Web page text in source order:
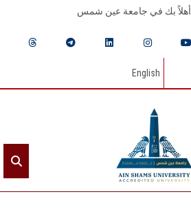
أهلاً بك في جامعة عين شمس
English